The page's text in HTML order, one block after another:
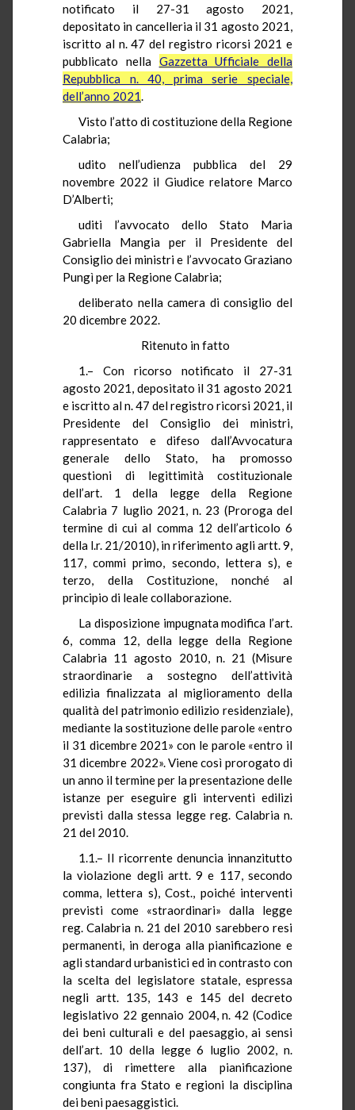
notificato il 27-31 agosto 2021,
depositato in cancelleria il 31 agosto 2021,
iscritto al n. 47 del registro ricorsi 2021 e
pubblicato nella Gazzetta Ufficiale della
Repubblica n. 40, prima serie speciale,
dell’anno 2021.
Visto l’atto di costituzione della Regione
Calabria;
udito nell’udienza pubblica del 29
novembre 2022 il Giudice relatore Marco
D’Alberti;
uditi l’avvocato dello Stato Maria
Gabriella Mangia per il Presidente del
Consiglio dei ministri e l’avvocato Graziano
Pungì per la Regione Calabria;
deliberato nella camera di consiglio del
20 dicembre 2022.
Ritenuto in fatto
1.– Con ricorso notificato il 27-31
agosto 2021, depositato il 31 agosto 2021
e iscritto al n. 47 del registro ricorsi 2021, il
Presidente del Consiglio dei ministri,
rappresentato e difeso dall’Avvocatura
generale dello Stato, ha promosso
questioni di legittimità costituzionale
dell’art. 1 della legge della Regione
Calabria 7 luglio 2021, n. 23 (Proroga del
termine di cui al comma 12 dell’articolo 6
della l.r. 21/2010), in riferimento agli artt. 9,
117, commi primo, secondo, lettera s), e
terzo, della Costituzione, nonché al
principio di leale collaborazione.
La disposizione impugnata modifica l’art.
6, comma 12, della legge della Regione
Calabria 11 agosto 2010, n. 21 (Misure
straordinarie a sostegno dell’attività
edilizia finalizzata al miglioramento della
qualità del patrimonio edilizio residenziale),
mediante la sostituzione delle parole «entro
il 31 dicembre 2021» con le parole «entro il
31 dicembre 2022». Viene così prorogato di
un anno il termine per la presentazione delle
istanze per eseguire gli interventi edilizi
previsti dalla stessa legge reg. Calabria n.
21 del 2010.
1.1.– Il ricorrente denuncia innanzitutto
la violazione degli artt. 9 e 117, secondo
comma, lettera s), Cost., poiché interventi
previsti come «straordinari» dalla legge
reg. Calabria n. 21 del 2010 sarebbero resi
permanenti, in deroga alla pianificazione e
agli standard urbanistici ed in contrasto con
la scelta del legislatore statale, espressa
negli artt. 135, 143 e 145 del decreto
legislativo 22 gennaio 2004, n. 42 (Codice
dei beni culturali e del paesaggio, ai sensi
dell’art. 10 della legge 6 luglio 2002, n.
137), di rimettere alla pianificazione
congiunta fra Stato e regioni la disciplina
dei beni paesaggistici.